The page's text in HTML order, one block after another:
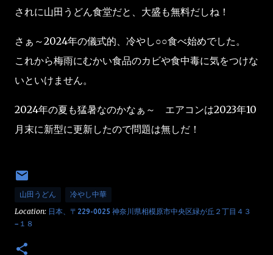
されに山田うどん食堂だと、大盛も無料だしね！
さぁ～2024年の儀式的、冷やし○○食べ始めでした。
これから梅雨にむかい食品のカビや食中毒に気をつけな
いといけません。
2024年の夏も猛暑なのかなぁ～ エアコンは2023年10
月末に新型に更新したので問題は無しだ！
山田うどん 冷やし中華
Location: 日本、〒229-0025 神奈川県相模原市中央区緑が丘２丁目４３
−１８